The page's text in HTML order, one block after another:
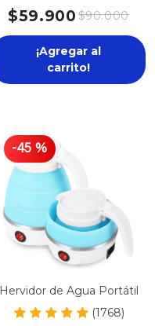
$59.900 $90.000
¡Agregar al
carrito!
-45 %
Hervidor de Agua Portátil
(1768)